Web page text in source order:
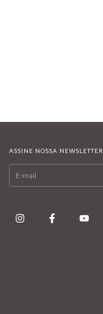
ASSINE NOSSA NEWSLETTER